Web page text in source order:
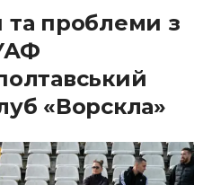
проблеми з
«Ворскла»